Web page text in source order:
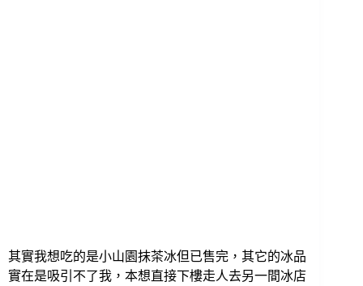
其實我想吃的是小山園抹茶冰但已售完，其它的冰品
實在是吸引不了我，本想直接下樓走人去另一間冰店